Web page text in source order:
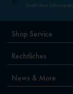
Direkt ohne
Shop Service
Rechtliches
News & More